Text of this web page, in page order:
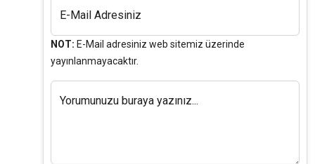
E-Mail Adresiniz
NOT: E-Mail adresiniz web sitemiz üzerinde
yayınlanmayacaktır.
Yorumunuzu buraya yazınız...